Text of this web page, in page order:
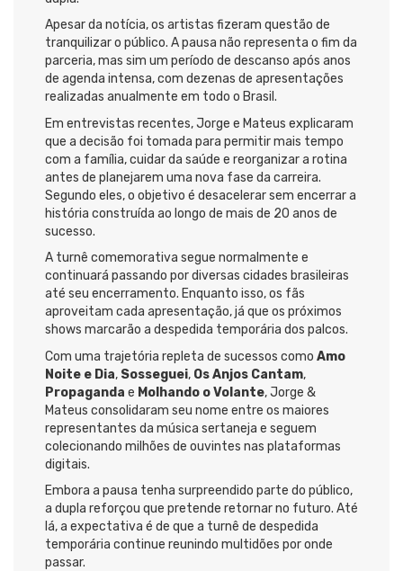
Apesar da notícia, os artistas fizeram questão de
tranquilizar o público. A pausa não representa o fim da
parceria, mas sim um período de descanso após anos
de agenda intensa, com dezenas de apresentações
realizadas anualmente em todo o Brasil.
Em entrevistas recentes, Jorge e Mateus explicaram
que a decisão foi tomada para permitir mais tempo
com a família, cuidar da saúde e reorganizar a rotina
antes de planejarem uma nova fase da carreira.
Segundo eles, o objetivo é desacelerar sem encerrar a
história construída ao longo de mais de 20 anos de
sucesso.
A turnê comemorativa segue normalmente e
continuará passando por diversas cidades brasileiras
até seu encerramento. Enquanto isso, os fãs
aproveitam cada apresentação, já que os próximos
shows marcarão a despedida temporária dos palcos.
Com uma trajetória repleta de sucessos como Amo
Noite e Dia, Sosseguei, Os Anjos Cantam,
Propaganda e Molhando o Volante, Jorge &
Mateus consolidaram seu nome entre os maiores
representantes da música sertaneja e seguem
colecionando milhões de ouvintes nas plataformas
digitais.
Embora a pausa tenha surpreendido parte do público,
a dupla reforçou que pretende retornar no futuro. Até
lá, a expectativa é de que a turnê de despedida
temporária continue reunindo multidões por onde
passar.